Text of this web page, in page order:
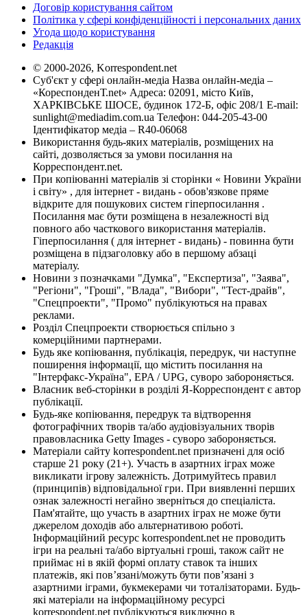
Договір користування сайтом
Політика у сфері конфіденційності і персональних даних
Угода щодо користування
Редакція
© 2000-2026, Korrespondent.net
Суб'єкт у сфері онлайн-медіа Назва онлайн-медіа –
«КореспонденТ.net» Адреса: 02091, місто Київ,
ХАРКІВСЬКЕ ШОСЕ, будинок 172-Б, офіс 208/1 E-mail:
sunlight@mediadim.com.ua Телефон: 044-205-43-00
Ідентифікатор медіа – R40-06068
Використання будь-яких матеріалів, розміщених на
сайті, дозволяється за умови посилання на
Корреспондент.net.
При копіюванні матеріалів зі сторінки « Новини України
і світу» , для інтернет - видань - обов'язкове пряме
відкрите для пошукових систем гіперпосилання .
Посилання має бути розміщена в незалежності від
повного або часткового використання матеріалів.
Гіперпосилання ( для інтернет - видань) - повинна бути
розміщена в підзаголовку або в першому абзаці
матеріалу.
Новини з позначками "Думка", "Експертиза", "Заява",
"Регіони", "Гроші", "Влада", "Вибори", "Тест-драйв",
"Спецпроекти", "Промо" публікуються на правах
реклами.
Розділ Спецпроекти створюється спільно з
комерційними партнерами.
Будь яке копіювання, публікація, передрук, чи наступне
поширення інформації, що містить посилання на
"Інтерфакс-Україна", EPA / UPG, суворо забороняється.
Власник веб-сторінки в розділі Я-Корреспондент є автор
публікації.
Будь-яке копіювання, передрук та відтворення
фотографічних творів та/або аудіовізуальних творів
правовласника Getty Images - суворо забороняється.
Матеріали сайту korrespondent.net призначені для осіб
старше 21 року (21+). Участь в азартних іграх може
викликати ігрову залежність. Дотримуйтесь правил
(принципів) відповідальної гри. При виявленні перших
ознак залежності негайно зверніться до спеціаліста.
Пам'ятайте, що участь в азартних іграх не може бути
джерелом доходів або альтернативою роботі.
Інформаційний ресурс korrespondent.net не проводить
ігри на реальні та/або віртуальні гроші, також сайт не
приймає ні в якій формі оплату ставок та інших
платежів, які пов’язані/можуть бути пов’язані з
азартними іграми, букмекерами чи тоталізаторами. Будь-
які матеріали на інформаційному ресурсі
korrespondent.net публікуються виключно в